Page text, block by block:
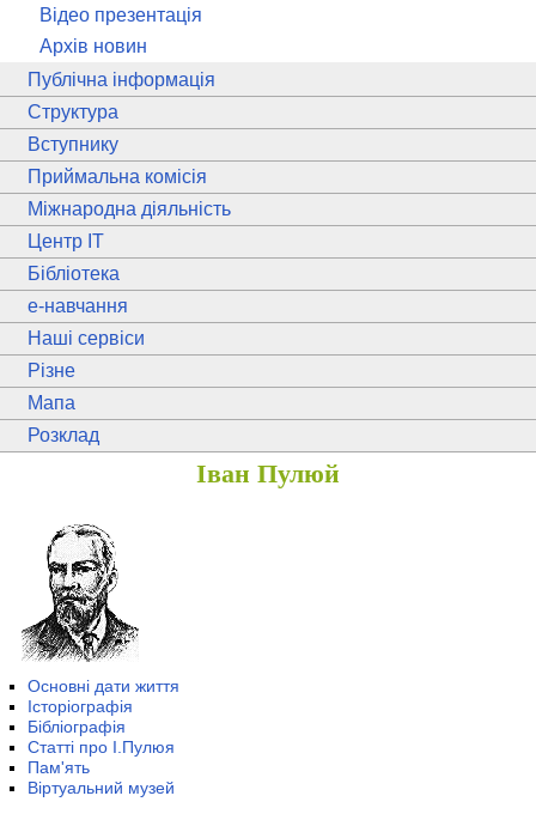
Відео презентація
Архів новин
Публічна інформація
Структура
Вступнику
Приймальна комісія
Міжнародна діяльність
Центр ІТ
Бібліотека
e-навчання
Наші сервіси
Різне
Мапа
Розклад
Іван Пулюй
Основні дати життя
Історіографія
Бібліографія
Статті про І.Пулюя
Пам'ять
Віртуальний музей